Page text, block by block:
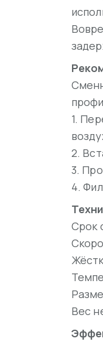
1.
2.
3.
4.
Срок
Вес